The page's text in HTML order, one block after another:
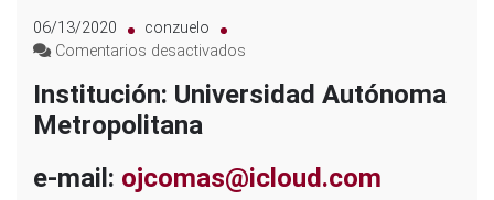
06/13/2020
conzuelo
Comentarios desactivados
Comas
Institución: Universidad Autónoma
Metropolitana
e-mail: ojcomas@icloud.com